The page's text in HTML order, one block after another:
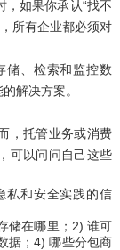
如果你承认“找不
所有企业都必须对
储、检索和监控数
的解决方案。
，托管业务或消费
可以问问自己这些
私和安全实践的信
储在哪里；2) 谁可
据；4) 哪些分包商